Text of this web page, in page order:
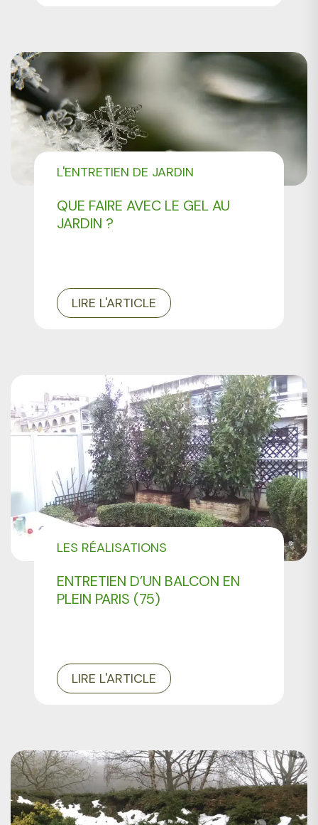
QUE FAIRE AVEC LE GEL AU
JARDIN ?
L'ENTRETIEN DE JARDIN
LIRE L'ARTICLE
ENTRETIEN D’UN BALCON EN
PLEIN PARIS (75)
LES RÉALISATIONS
LIRE L'ARTICLE